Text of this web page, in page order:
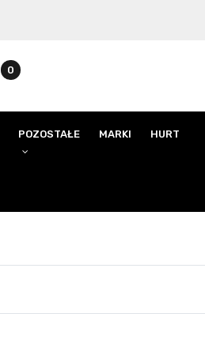
0
POZOSTAŁE MARKI HURT